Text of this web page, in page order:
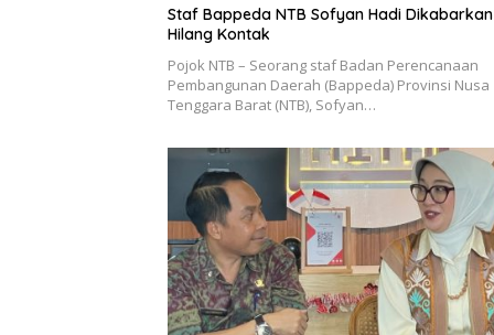
Staf Bappeda NTB Sofyan Hadi Dikabarkan
Hilang Kontak
Pojok NTB – Seorang staf Badan Perencanaan
Pembangunan Daerah (Bappeda) Provinsi Nusa
Tenggara Barat (NTB), Sofyan…